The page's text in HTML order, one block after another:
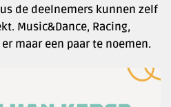
de deelnemers kunnen zelf
Music&Dance, Racing,
maar een paar te noemen.